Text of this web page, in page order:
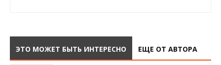
ЭТО МОЖЕТ БЫТЬ ИНТЕРЕСНО ЕЩЕ ОТ АВТОРА